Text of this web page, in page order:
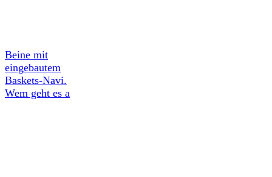
Beine mit
eingebautem
Baskets-Navi.
Wem geht es a